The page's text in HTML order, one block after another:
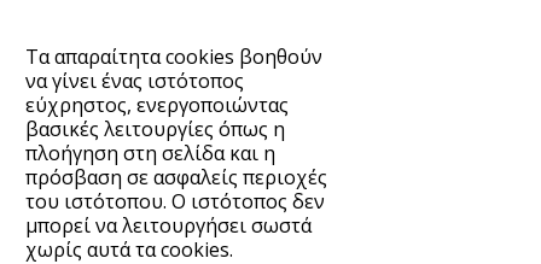
Τα απαραίτητα cookies βοηθούν
να γίνει ένας ιστότοπος
εύχρηστος, ενεργοποιώντας
βασικές λειτουργίες όπως η
πλοήγηση στη σελίδα και η
πρόσβαση σε ασφαλείς περιοχές
του ιστότοπου. Ο ιστότοπος δεν
μπορεί να λειτουργήσει σωστά
χωρίς αυτά τα cookies.